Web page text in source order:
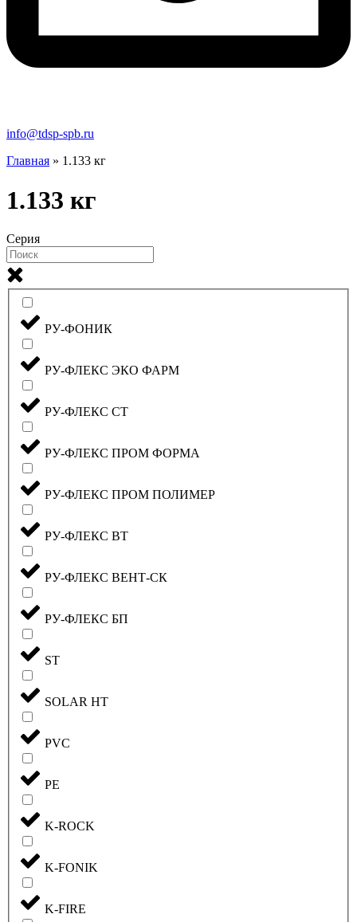
info@tdsp-spb.ru
Главная » 1.133 кг
1.133 кг
Серия
РУ-ФОНИК
РУ-ФЛЕКС ЭКО ФАРМ
РУ-ФЛЕКС СТ
РУ-ФЛЕКС ПРОМ ФОРМА
РУ-ФЛЕКС ПРОМ ПОЛИМЕР
РУ-ФЛЕКС ВТ
РУ-ФЛЕКС ВЕНТ-СК
РУ-ФЛЕКС БП
ST
SOLAR HT
PVC
PE
K-ROCK
K-FONIK
K-FIRE